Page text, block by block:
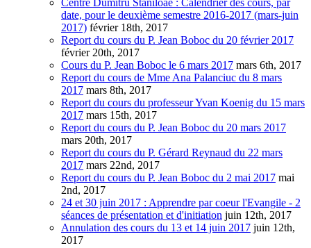
date, pour le deuxième semestre 2016-2017 (mars-juin
2017) février 18th, 2017
Report du cours du P. Jean Boboc du 20 février 2017
février 20th, 2017
Cours du P. Jean Boboc le 6 mars 2017 mars 6th, 2017
Report du cours de Mme Ana Palanciuc du 8 mars
2017 mars 8th, 2017
Report du cours du professeur Yvan Koenig du 15 mars
2017 mars 15th, 2017
Report du cours du P. Jean Boboc du 20 mars 2017
mars 20th, 2017
Report du cours du P. Gérard Reynaud du 22 mars
2017 mars 22nd, 2017
Report du cours du P. Jean Boboc du 2 mai 2017 mai
2nd, 2017
24 et 30 juin 2017 : Apprendre par coeur l'Evangile - 2
séances de présentation et d'initiation juin 12th, 2017
Annulation des cours du 13 et 14 juin 2017 juin 12th,
2017